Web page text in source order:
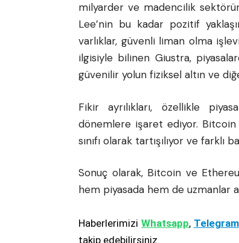
milyarder ve madencilik
Lee’nin bu kadar pozitif
varlıklar, güvenli liman olma
ilgisiyle bilinen Giustra,
güvenilir yolun fiziksel altın ve
Fikir ayrılıkları, özellikle
dönemlere işaret ediyor.
sınıfı olarak tartışılıyor ve farklı
Sonuç olarak, Bitcoin ve
hem piyasada hem de uzmanlar
Haberlerimizi Whatsapp, Telegram
takip edebilirsiniz.